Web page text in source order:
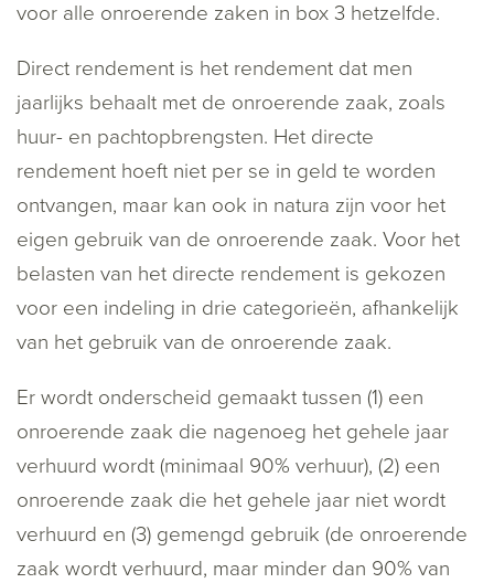
voor alle onroerende zaken in box 3 hetzelfde.
Direct rendement is het rendement dat men
jaarlijks behaalt met de onroerende zaak, zoals
huur- en pachtopbrengsten. Het directe
rendement hoeft niet per se in geld te worden
ontvangen, maar kan ook in natura zijn voor het
eigen gebruik van de onroerende zaak. Voor het
belasten van het directe rendement is gekozen
voor een indeling in drie categorieën, afhankelijk
van het gebruik van de onroerende zaak.
Er wordt onderscheid gemaakt tussen (1) een
onroerende zaak die nagenoeg het gehele jaar
verhuurd wordt (minimaal 90% verhuur), (2) een
onroerende zaak die het gehele jaar niet wordt
verhuurd en (3) gemengd gebruik (de onroerende
zaak wordt verhuurd, maar minder dan 90% van